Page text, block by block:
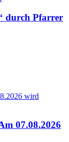
durch Pfarrer
07.08.2026